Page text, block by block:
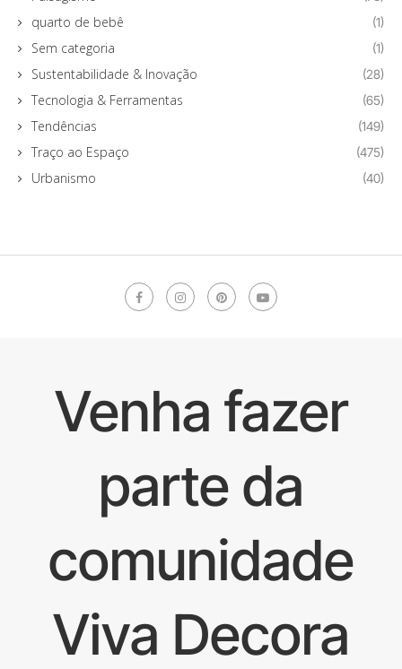
quarto de bebê (1)
Sem categoria (1)
Sustentabilidade & Inovação (28)
Tecnologia & Ferramentas (65)
Tendências (149)
Traço ao Espaço (475)
Urbanismo (40)
Venha fazer
parte da
comunidade
Viva Decora